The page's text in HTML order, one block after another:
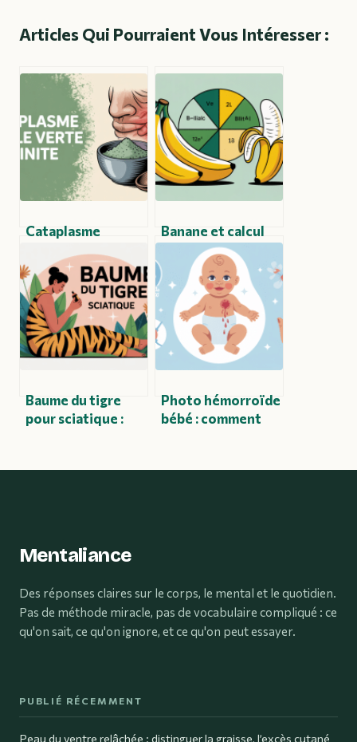
Articles Qui Pourraient Vous Intéresser :
Cataplasme
tendinite : mode
d’emploi,
efficacité et
conseils
Banane et calcul
biliaire : impact,
risques et conseils
pour mieux vivre
Baume du tigre
pour sciatique :
précautions
Photo hémorroïde
bébé : comment
signes inquiétants
Mentaliance
Des réponses claires sur le corps, le mental et le quotidien.
Pas de méthode miracle, pas de vocabulaire compliqué : ce
qu'on sait, ce qu'on ignore, et ce qu'on peut essayer.
PUBLIÉ RÉCEMMENT
Peau du ventre relâchée : distinguer la graisse, l’excès cutané